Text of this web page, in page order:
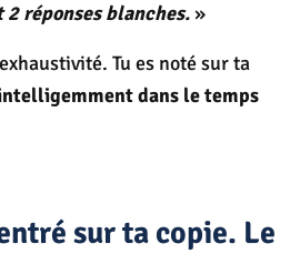
réponses blanches.»
Tu es noté sur ta
dans le temps
sur ta copie. Le